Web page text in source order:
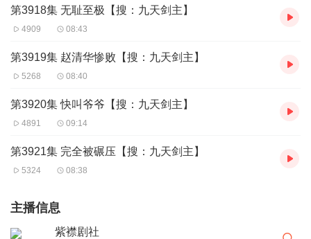
第3918集 无耻至极【搜：九天剑主】
4909 08:43
第3919集 赵清华惨败【搜：九天剑主】
5268 08:40
第3920集 快叫爷爷【搜：九天剑主】
4891 09:14
第3921集 完全被碾压【搜：九天剑主】
5324 08:38
主播信息
紫襟剧社